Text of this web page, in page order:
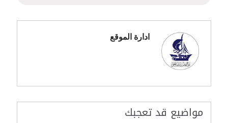
ادارة الموقع
مواضيع قد تعجبك